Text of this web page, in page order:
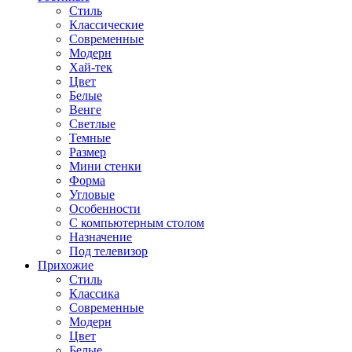
Стиль
Классические
Современные
Модерн
Хай-тек
Цвет
Белые
Венге
Светлые
Темные
Размер
Мини стенки
Форма
Угловые
Особенности
С компьютерным столом
Назначение
Под телевизор
Прихожие
Стиль
Классика
Современные
Модерн
Цвет